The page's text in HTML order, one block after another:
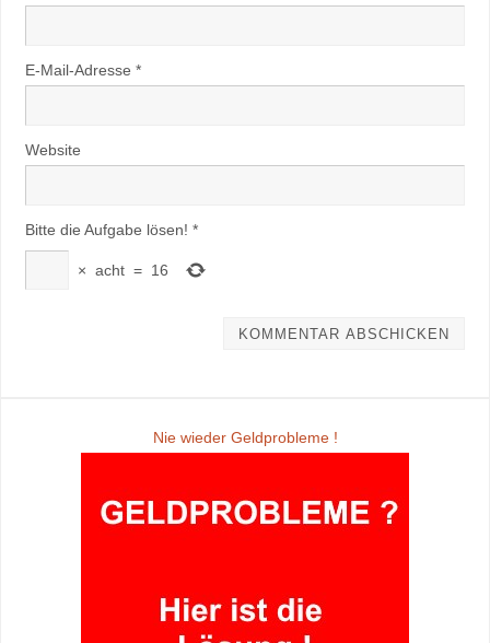
E-Mail-Adresse *
Website
Bitte die Aufgabe lösen! *
× acht = 16
Nie wieder Geldprobleme !